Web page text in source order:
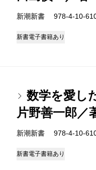
新潮新書 978-4-10-
新書電子書籍あり
数学を愛し
片野善一郎／
新潮新書 978-4-10-
新書電子書籍あり